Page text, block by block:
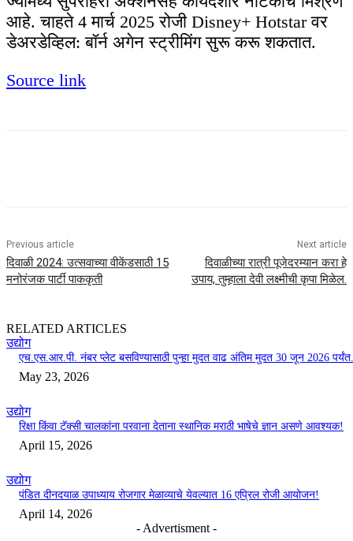
आहे. चाहते 4 मार्च 2025 रोजी Disney+ Hotstar वर
डेअरडेव्हिल: बॉर्न अगेन स्ट्रीमिंग सुरू करू शकतात.
Source link
Previous article
दिवाळी 2024: उत्सवाच्या वीकेंडसाठी 15
मनोरंजक पार्टी पाककृती
Next article
दिवाळीच्या रात्री पूजेदरम्यान करा हे
उपाय, तुम्हाला देवी लक्ष्मीची कृपा मिळेल.
RELATED ARTICLES
उद्योग
एच.एस.आर.पी. नंबर प्लेट बसविण्यासाठी पुन्हा मुदत वाढ अंतिम मुदत 30 जून 2026
May 23, 2026
उद्योग
रिक्षा किंवा टॅक्सी चालकांना परवाना देताना स्थानिक मराठी भाषेचे ज्ञान असणे आवश्यक!
April 15, 2026
उद्योग
पंडित दीनदयाळ उपाध्याय रोजगार मेळाव्याचे येवल्यात 16 एप्रिल रोजी आयोजन!
April 14, 2026
- Advertisment -